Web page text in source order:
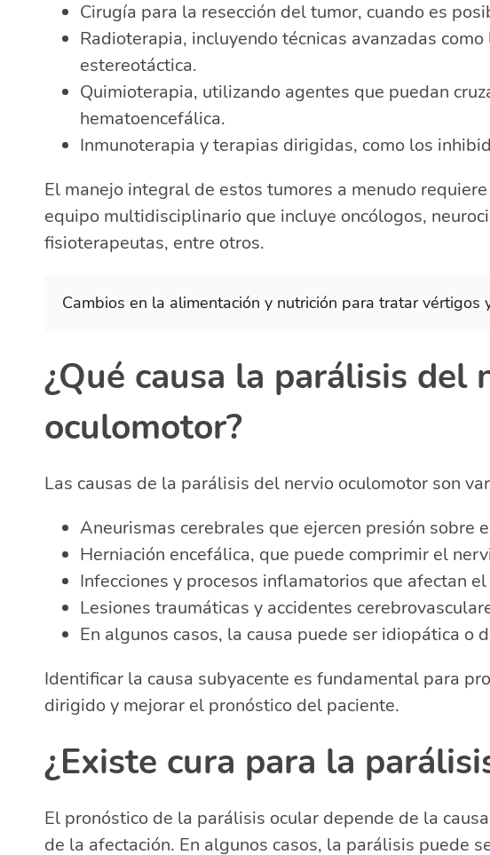
Cirugía para la resección del tumor, cuando es
Radioterapia, incluyendo técnicas avanzadas
estereotáctica.
Quimioterapia, utilizando agentes que puedan
hematoencefálica.
Inmunoterapia y terapias dirigidas, como los
El manejo integral de estos tumores a menudo
equipo multidisciplinario que incluye oncólogos,
fisioterapeutas, entre otros.
Cambios en la alimentación y nutrición para tratar vértigos
¿Qué causa la parálisis del
oculomotor?
Las causas de la parálisis del nervio oculomotor son
Aneurismas cerebrales que ejercen presión sobre
Herniación encefálica, que puede comprimir el
Infecciones y procesos inflamatorios que afectan
Lesiones traumáticas y accidentes
En algunos casos, la causa puede ser idiopática o
Identificar la causa subyacente es fundamental para
dirigido y mejorar el pronóstico del paciente.
¿Existe cura para la
El pronóstico de la parálisis ocular depende de la
de la afectación. En algunos casos, la parálisis puede